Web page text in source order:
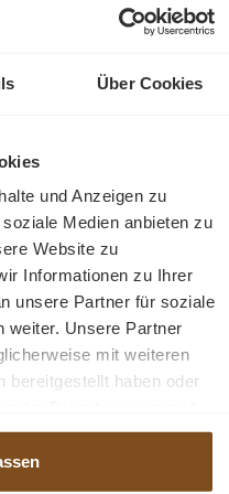
Über Cookies
und Anzeigen zu
Medien anbieten zu
Website zu
Informationen zu Ihrer
unsere Partner für soziale
weiter. Unsere Partner
mit weiteren
bereitgestellt haben oder
Stühlen mit
Charakter. Industrial
liegt in der richtigen
Volano